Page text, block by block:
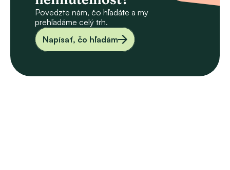
Povedzte nám, čo hľadáte a my
prehľadáme celý trh.
Napísať, čo hľadám